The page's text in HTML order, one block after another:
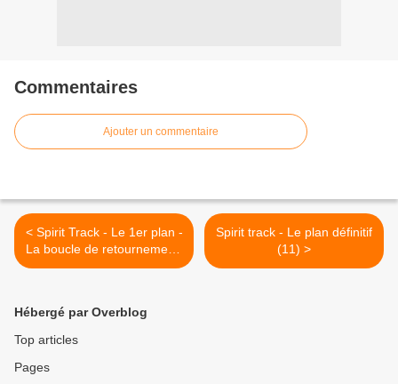
Commentaires
Ajouter un commentaire
< Spirit Track - Le 1er plan -
La boucle de retournement,
le triangle ou la plaque
Spirit track - Le plan définitif
(11) >
Hébergé par Overblog
Top articles
Pages